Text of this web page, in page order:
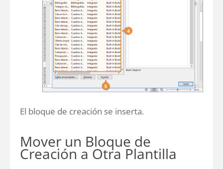
El bloque de creación se inserta.
Mover un Bloque de
Creación a Otra Plantilla